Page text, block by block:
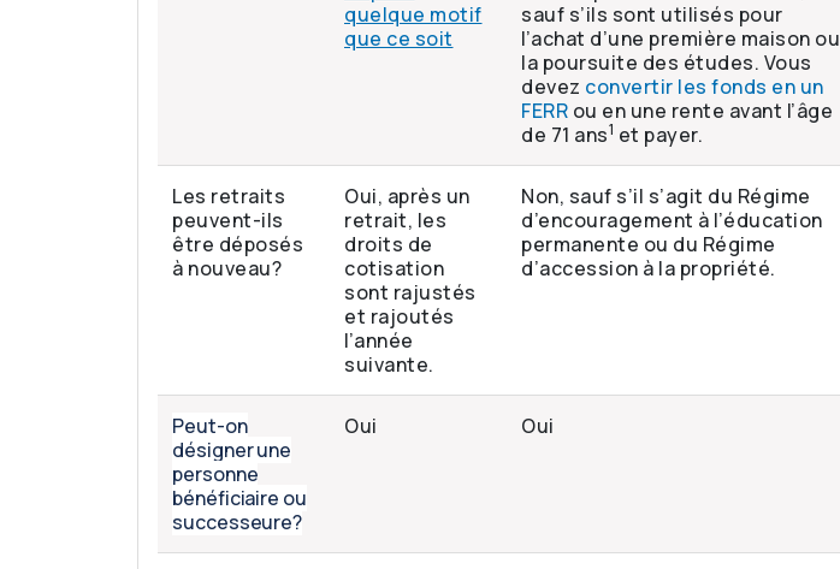
quelque motif
que ce soit
sauf s’ils sont utilisés pour
l’achat d’une première maison ou
la poursuite des études. Vous
devez convertir les fonds en un
FERR ou en une rente avant l’âge
de 71 ans1 et payer.
Les retraits
peuvent-ils
être déposés
à nouveau?
Oui, après un
retrait, les
droits de
cotisation
sont rajustés
et rajoutés
l’année
suivante.
Non, sauf s’il s’agit du Régime
d’encouragement à l’éducation
permanente ou du Régime
d’accession à la propriété.
Peut-on
désigner une
personne
bénéficiaire ou
successeure?
Oui Oui